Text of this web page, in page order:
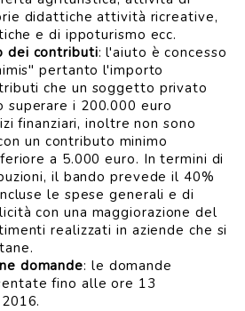
didattiche attività ricreative,
e di ippoturismo ecc.
dei contributi: l'aiuto è concesso
pertanto l'importo
che un soggetto privato
superare i 200.000 euro
finanziari, inoltre non sono
un contributo minimo
a 5.000 euro. In termini di
il bando prevede il 40%
le spese generali e di
con una maggiorazione del
realizzati in aziende che si
domande: le domande
fino alle ore 13